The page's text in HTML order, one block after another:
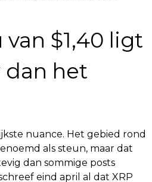
$1,40 ligt
dan het
nuance. Het gebied rond
als steun, maar dat
dan sommige posts
eind april al dat XRP